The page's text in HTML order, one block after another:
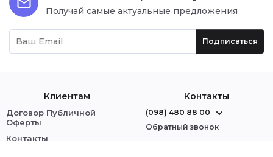
Получай самые актуальные предложения
Подписаться
Клиентам
Договор Публичной
Оферты
Контакты
Контакты
(098) 480 88 00
Обратный звонок